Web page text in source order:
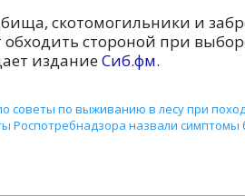
скотомогильники и
обходить стороной при
изданиеСиб.фм.
советы по выживанию в лесу при
Роспотребнадзора назвали симптомы